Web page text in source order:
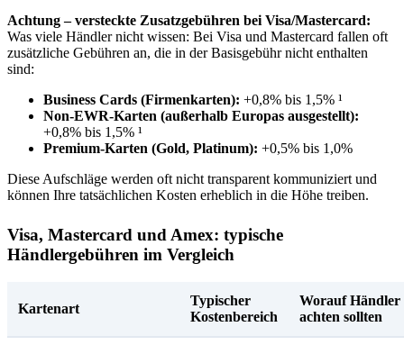
Achtung – versteckte Zusatzgebühren bei Visa/Mastercard:
Was viele Händler nicht wissen: Bei Visa und Mastercard fallen oft
zusätzliche Gebühren an, die in der Basisgebühr nicht enthalten
sind:
Business Cards (Firmenkarten): +0,8% bis 1,5% ¹
Non-EWR-Karten (außerhalb Europas ausgestellt):
+0,8% bis 1,5% ¹
Premium-Karten (Gold, Platinum): +0,5% bis 1,0%
Diese Aufschläge werden oft nicht transparent kommuniziert und
können Ihre tatsächlichen Kosten erheblich in die Höhe treiben.
Visa, Mastercard und Amex: typische
Händlergebühren im Vergleich
Kartenart
Typischer
Kostenbereich
Worauf Händler
achten sollten